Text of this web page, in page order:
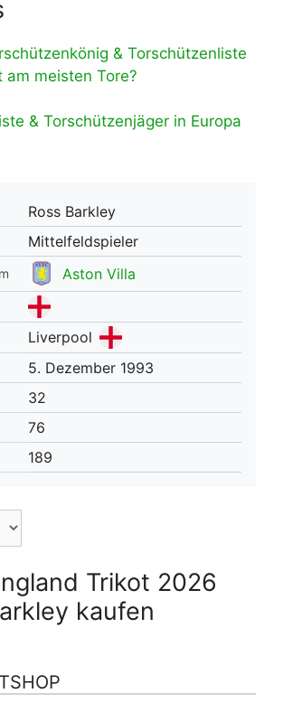
& Torschützenliste
am meisten Tore?
& Torschützenjäger in Europa
Ross Barkley
Mittelfeldspieler
Aston Villa
Liverpool
5. Dezember 1993
32
76
189
Trikot 2026
kaufen